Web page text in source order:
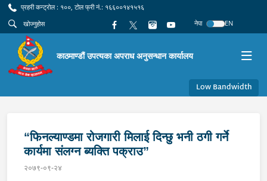
प्रहरी कन्ट्रोल : १००, टोल फ्री नं.: १६६००१४१५१६
नेपा
EN
काठमाण्डौं उपत्यका अपराध अनुसन्धान कार्यालय
Low Bandwidth
“फिनल्याण्डमा रोजगारी मिलाई दिन्छु भनी ठगी गर्ने
कार्यमा संलग्न ब्यक्ति पक्राउ”
२०७९-०९-२४